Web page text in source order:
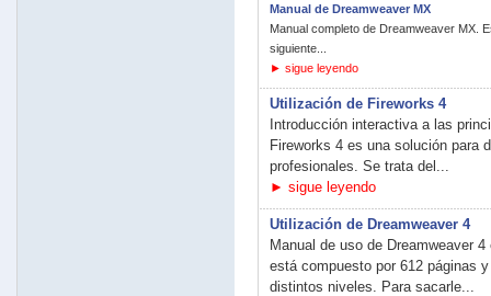
Manual de Dreamweaver MX
Manual completo de Dreamweaver MX.
siguiente...
► sigue leyendo
Utilización de Fireworks 4
Introducción interactiva a las
Fireworks 4 es una solución para
profesionales. Se trata del...
► sigue leyendo
Utilización de Dreamweaver 4
Manual de uso de Dreamweaver
está compuesto por 612 páginas
distintos niveles. Para sacarle...